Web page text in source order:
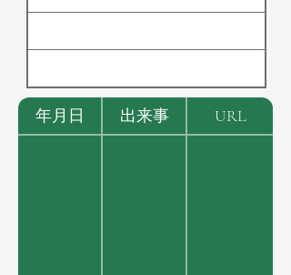
年月日 出来事 URL